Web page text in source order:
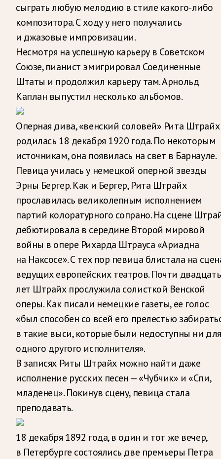
сыграть любую мелодию в стиле какого-либо
композитора. С ходу у него получались
и джазовые импровизации.
Несмотря на успешную карьеру в Советском
Союзе, пианист эмигрировал Соединенные
Штаты и продолжил карьеру там. Арнольд
Каплан выпустил несколько альбомов.
Оперная дива, «венский соловей» Рита Штрайх
родилась 18 декабря 1920 года. По некоторым
источникам, она появилась на свет в Барнауле.
Певица училась у немецкой оперной звезды
Эрны Бергер. Как и Бергер, Рита Штрайх
прославилась великолепным исполнением
партий колоратурного сопрано. На сцене
дебютировала в середине Второй мировой
войны в опере Рихарда Штрауса «Ариадна
на Наксосе». С тех пор певица блистала на
ведущих европейских театров. Почти двадцать
лет Штрайх прослужила солисткой Венской
оперы. Как писали немецкие газеты, ее голос
«был способен со всей его прелестью
в такие выси, которые были недоступны ни для
одного другого исполнителя».
В записях Риты Штрайх можно найти даже
исполнение русских песен — «Чубчик» и «Спи,
младенец». Покинув сцену, певица стала
преподавать.
18 декабря 1892 года, в один и тот же вечер,
в Петербурге состоялись две премьеры Петра